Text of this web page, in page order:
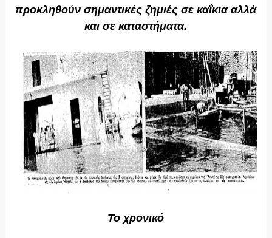
προκληθούν σημαντικές ζημιές σε καΐκια αλλά
και σε καταστήματα.
Το χρονικό